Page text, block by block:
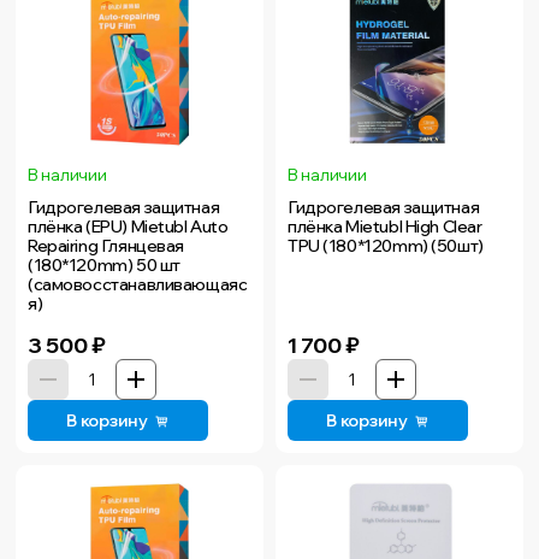
В наличии
Гидрогелевая защитная
плёнка (EPU) Mietubl Auto
Repairing Глянцевая
(180*120mm) 50 шт
(самовосстанавливающаяс
я)
3 500₽
В корзину
В наличии
Гидрогелевая защитная
плёнка Mietubl High Clear
TPU (180*120mm) (50шт)
1 700₽
В корзину